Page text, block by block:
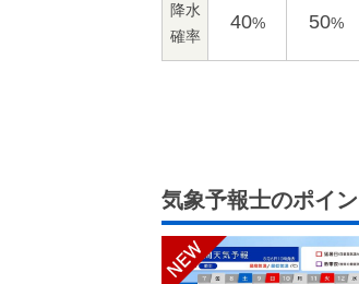
降水
確率
40% 50%
気象予報士のポイ